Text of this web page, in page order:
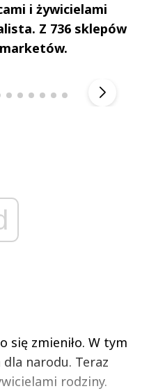
i żywicielami
Z 736 sklepów
marketów.
się zmieniło. W tym
narodu. Teraz
rodziny.